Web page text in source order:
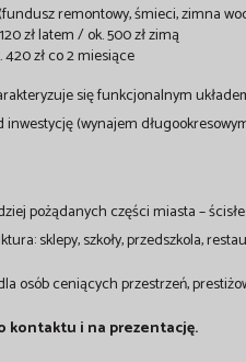
remontowy, śmieci, zimna
zł latem / ok. 500 zł zimą
420 zł co 2 miesiące
się funkcjonalnym
inwestycję (wynajem
pożądanych części miasta –
sklepy, szkoły, przedszkola,
osób ceniących przestrzeń,
kontaktu i na prezentację.